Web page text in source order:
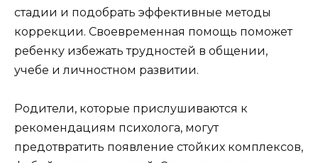
стадии и подобрать эффективные методы
коррекции. Своевременная помощь поможет
ребенку избежать трудностей в общении,
учебе и личностном развитии.
Родители, которые прислушиваются к
рекомендациям психолога, могут
предотвратить появление стойких комплексов,